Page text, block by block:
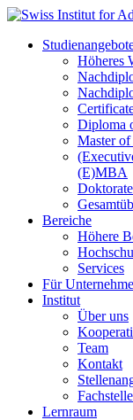
Höheres
Diploma
Master
(E)MBA
Bereiche
Höhere
Services
Für
Institut
Über uns
Team
Kontakt
Lernraum